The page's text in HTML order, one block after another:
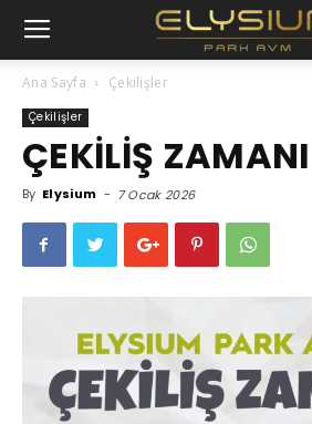
Ana Sayfa Çekilişler
Çekilişler
ÇEKİLİŞ ZAMANI
By Elysium - 7 Ocak 2026